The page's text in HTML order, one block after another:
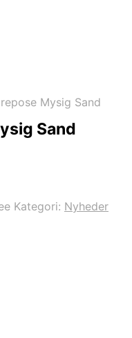
Mysig Sand
Sand
Kategori: Nyheder